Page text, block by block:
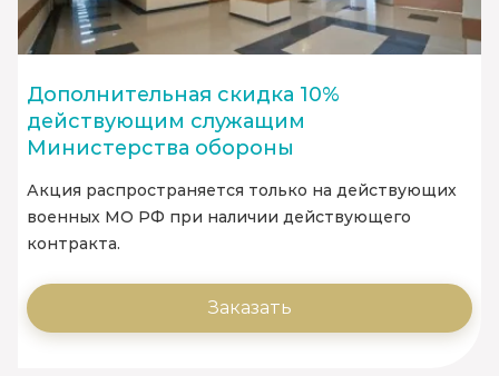
Дополнительная скидка 10%
действующим служащим
Министерства обороны
Акция распространяется только на действующих
военных МО РФ при наличии действующего
контракта.
Заказать